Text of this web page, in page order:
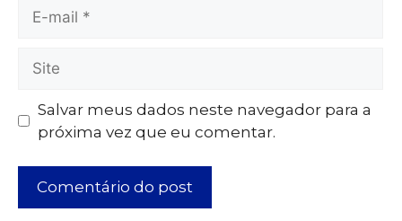
Salvar meus dados neste navegador para a
próxima vez que eu comentar.